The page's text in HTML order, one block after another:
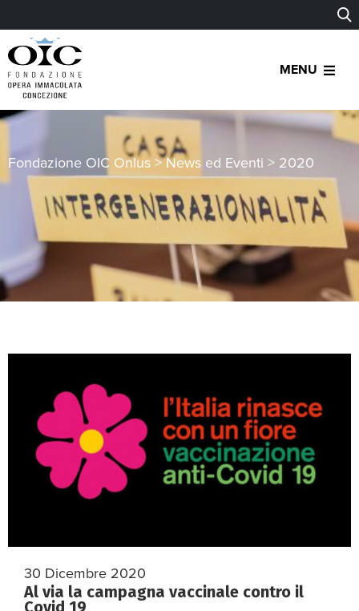
MENU
Fondazione OIC Onlus >News ed Eventi > 2020
30 Dicembre 2020
Al via la campagna vaccinale contro il
Covid 19